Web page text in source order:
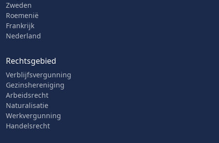
Zweden
Roemenië
Frankrijk
Nederland
Rechtsgebied
Verblijfsvergunning
Gezinshereniging
Arbeidsrecht
Naturalisatie
Werkvergunning
Handelsrecht